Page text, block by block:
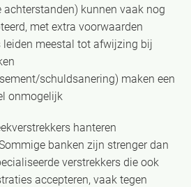
achterstanden) kunnen vaak nog
met extra voorwaarden
leiden meestal tot afwijzing bij
schuldsanering) maken een
onmogelijk
hanteren
banken zijn strenger dan
verstrekkers die ook
accepteren, vaak tegen